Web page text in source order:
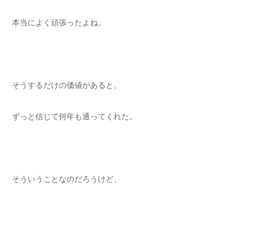
本当によく頑張ったよね。
そうするだけの価値があると、
ずっと信じて何年も通ってくれた。
そういうことなのだろうけど、